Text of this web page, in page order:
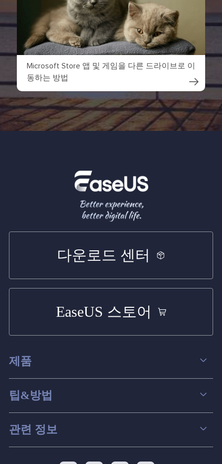
Microsoft Store 앱 및 게임을 다른 드라이브로 이
동하는 방법

다운로드 센터
EaseUS 스토어
제품
데이터 복구
파티션 관리
스크린 레코더
팁&방법
컴퓨터 데이터 복구 팁
맥 데이터 복구 팁
관련 정보